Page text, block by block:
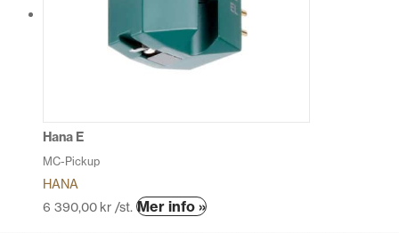
alternativen
Hana E
MC-Pickup
HANA
6 390,00 kr /st. Mer info »Den